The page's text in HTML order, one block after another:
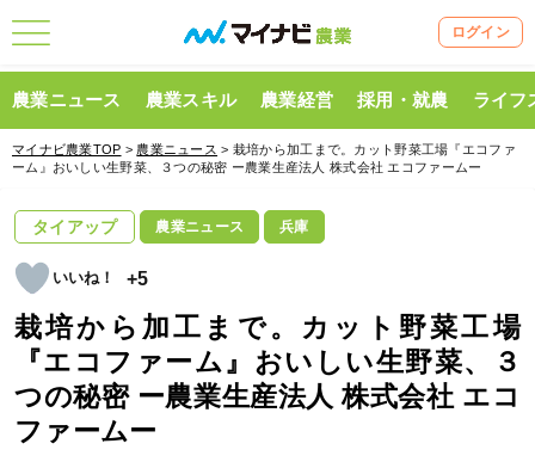
ログイン
農業ニュース 農業スキル 農業経営 採用・就農 ライフ
マイナビ農業TOP > 農業ニュース > 栽培から加工まで。カット野菜工場『エコファ
ーム』おいしい生野菜、３つの秘密 ー農業生産法人 株式会社 エコファームー
タイアップ 農業ニュース 兵庫
+5
栽培から加工まで。カット野菜工場
『エコファーム』おいしい生野菜、３
つの秘密 ー農業生産法人 株式会社 エコ
ファームー